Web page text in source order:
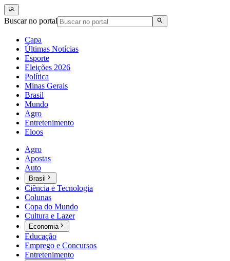
Buscar no portal
Capa
Últimas Notícias
Esporte
Eleições 2026
Política
Minas Gerais
Brasil
Mundo
Agro
Entretenimento
Eloos
Agro
Apostas
Auto
Brasil
Ciência e Tecnologia
Colunas
Copa do Mundo
Cultura e Lazer
Economia
Educação
Emprego e Concursos
Entretenimento